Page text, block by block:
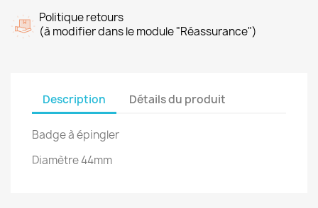
Politique retours
(à modifier dans le module "Réassurance")
Description Détails du produit
Badge à épingler
Diamètre 44mm